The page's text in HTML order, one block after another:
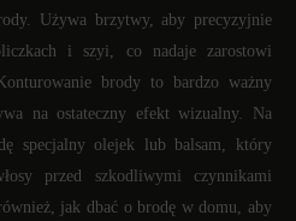
Używa brzytwy, aby precyzyjnie
i szyi, co nadaje zarostowi
brody to bardzo ważny
na ostateczny efekt wizualny. Na
specjalny olejek lub balsam, który
przed szkodliwymi czynnikami
jak dbać o brodę w domu, aby